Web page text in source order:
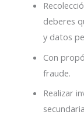
deberes
y datos
Con
fraude.
Realizar